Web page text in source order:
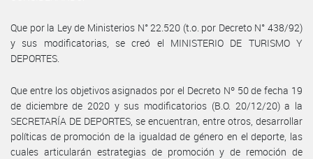
Que por la Ley de Ministerios N° 22.520 (t.o. por Decreto N° 438/92)
y sus modificatorias, se creó el MINISTERIO DE TURISMO Y
DEPORTES.
Que entre los objetivos asignados por el Decreto Nº 50 de fecha 19
de diciembre de 2020 y sus modificatorios (B.O. 20/12/20) a la
SECRETARÍA DE DEPORTES, se encuentran, entre otros, desarrollar
políticas de promoción de la igualdad de género en el deporte, las
cuales articularán estrategias de promoción y de remoción de